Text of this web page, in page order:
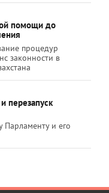
помощи до
процедур
законности в
перезапуск
Парламенту и его